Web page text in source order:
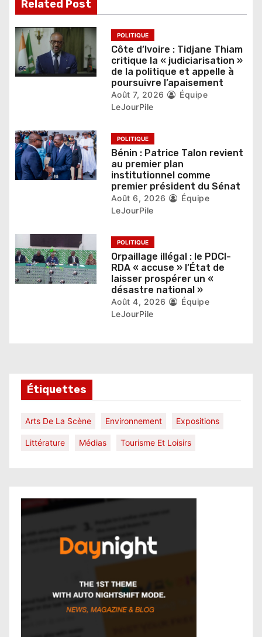
d
e
l
’
r
t
i
e
Related Post
POLITIQUE
Côte d’Ivoire : Tidjane Thiam
critique la « judiciarisation »
de la politique et appelle à
poursuivre l’apaisement
Août 7, 2026
Équipe
LeJourPile
POLITIQUE
Bénin : Patrice Talon revient
au premier plan
institutionnel comme
premier président du Sénat
Août 6, 2026
Équipe
LeJourPile
POLITIQUE
Orpaillage illégal : le PDCI-
RDA « accuse » l’État de
laisser prospérer un «
désastre national »
Août 4, 2026
Équipe
LeJourPile
Étiquettes
Arts De La Scène Environnement Expositions
Littérature Médias Tourisme Et Loisirs